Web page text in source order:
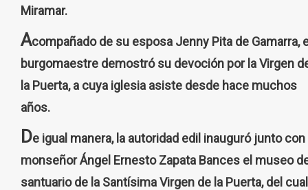
Miramar.
Acompañado de su esposa Jenny Pita de Gamarra,
burgomaestre demostró su devoción por la Virgen
la Puerta, a cuya iglesia asiste desde hace muchos
años.
De igual manera, la autoridad edil inauguró junto con
monseñor Ángel Ernesto Zapata Bances el museo
santuario de la Santísima Virgen de la Puerta, del cual